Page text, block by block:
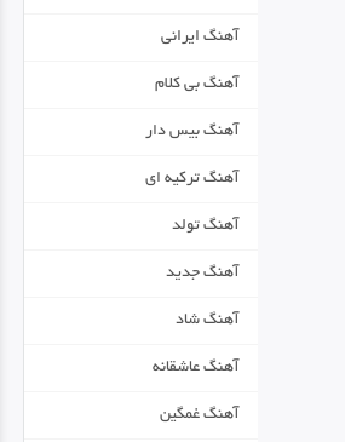
آهنگ ایرانی
آهنگ بی کلام
آهنگ بیس دار
آهنگ ترکیه ای
آهنگ تولد
آهنگ جدید
آهنگ شاد
آهنگ عاشقانه
آهنگ غمگین